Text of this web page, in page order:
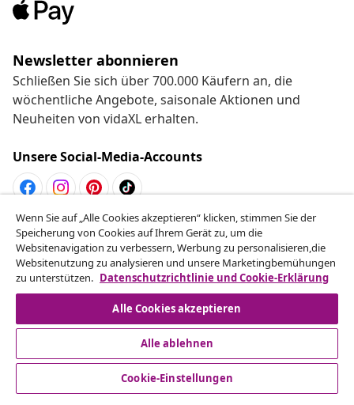
Newsletter abonnieren
Schließen Sie sich über 700.000 Käufern an, die
wöchentliche Angebote, saisonale Aktionen und
Neuheiten von vidaXL erhalten.
Unsere Social-Media-Accounts
Vom Vertrag zurücktreten
Reiche einen Widerrufsantrag für deine Bestellung
ein.
Vom Vertrag zurücktreten
Wenn Sie auf „Alle Cookies akzeptieren“ klicken, stimmen Sie der
Speicherung von Cookies auf Ihrem Gerät zu, um die
Websitenavigation zu verbessern, Werbung zu personalisieren,die
Websitenutzung zu analysieren und unsere Marketingbemühungen
zu unterstützen. Datenschutzrichtlinie und Cookie-Erklärung
Alle Cookies akzeptieren
Alle ablehnen
Cookie-Einstellungen